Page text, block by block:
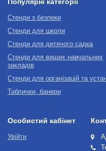
Стенди з безпеки
Стенди для школи
Стенди для дитячого садка
Стенди для вищих навчальних
закладів
Стенди для організацій та
Таблички, банери
Особистий кабінет
Увійти